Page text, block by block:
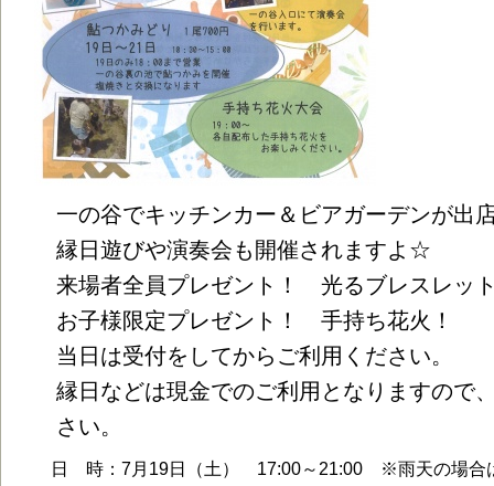
一の谷でキッチンカー＆ビアガーデンが出
縁日遊びや演奏会も開催されますよ☆
来場者全員プレゼント！ 光るブレスレッ
お子様限定プレゼント！ 手持ち花火！
当日は受付をしてからご利用ください。
縁日などは現金でのご利用となりますので
さい。
日 時：7月19日（土） 17:00～21:00 ※雨天の場合